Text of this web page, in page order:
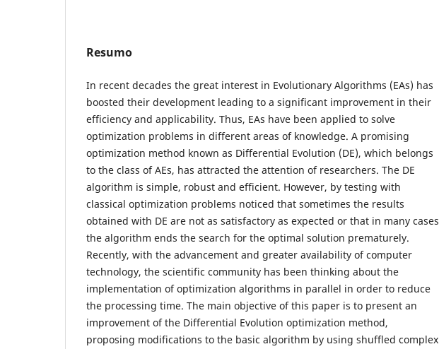
Resumo
In recent decades the great interest in Evolutionary Algorithms (EAs) has
boosted their development leading to a significant improvement in their
efficiency and applicability. Thus, EAs have been applied to solve
optimization problems in different areas of knowledge. A promising
optimization method known as Differential Evolution (DE), which belongs
to the class of AEs, has attracted the attention of researchers. The DE
algorithm is simple, robust and efficient. However, by testing with
classical optimization problems noticed that sometimes the results
obtained with DE are not as satisfactory as expected or that in many cases
the algorithm ends the search for the optimal solution prematurely.
Recently, with the advancement and greater availability of computer
technology, the scientific community has been thinking about the
implementation of optimization algorithms in parallel in order to reduce
the processing time. The main objective of this paper is to present an
improvement of the Differential Evolution optimization method,
proposing modifications to the basic algorithm by using shuffled complex